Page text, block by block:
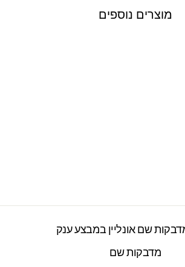
מוצרים נוספים
שם אונליין במבצע ענק
מדבקות שם